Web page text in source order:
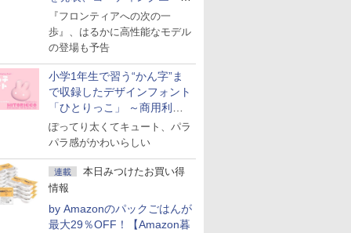
ェント「Muse Code」も
『フロンティアへの次の一
歩』、はるかに高性能なモデル
の登場も予告
小学1年生で習う“かん字”ま
で収録したデザインフォント
「ひとりっこ」 ～商用利用
OK
ぽってり太くてキュート、パラ
パラ感がかわいらしい
連載
本日みつけたお買い得
情報
by Amazonのパックごはんが
最大29％OFF！【Amazon暮